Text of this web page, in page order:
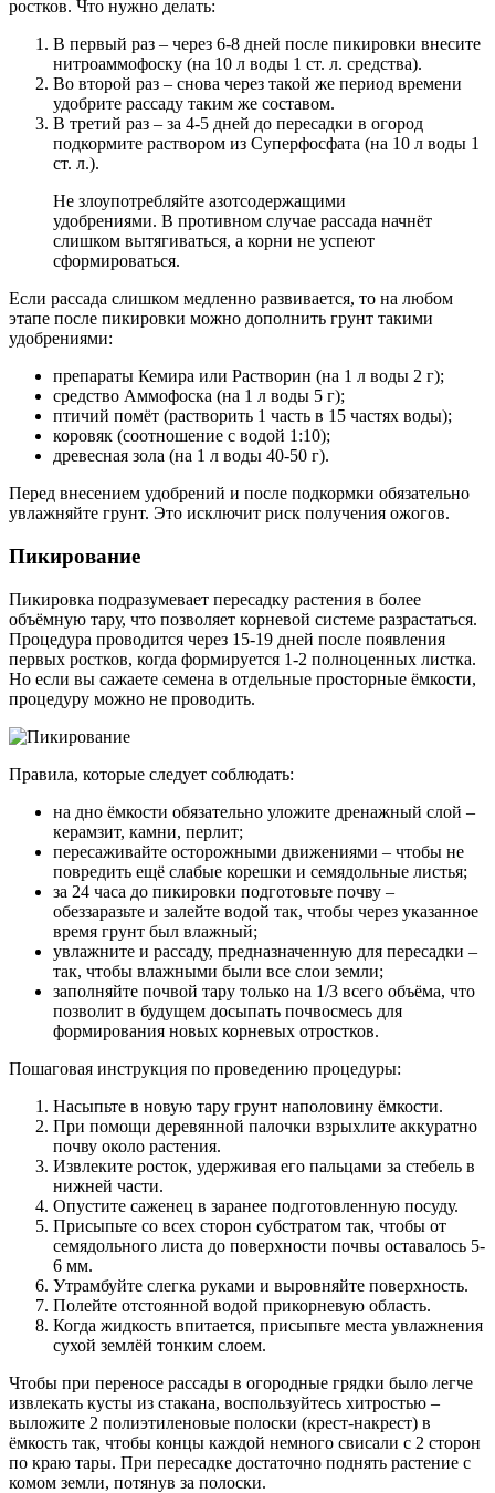
ростков. Что нужно делать:
В первый раз – через 6-8 дней после пикировки внесите
нитроаммофоску (на 10 л воды 1 ст. л. средства).
Во второй раз – снова через такой же период времени
удобрите рассаду таким же составом.
В третий раз – за 4-5 дней до пересадки в огород
подкормите раствором из Суперфосфата (на 10 л воды 1
ст. л.).
Не злоупотребляйте азотсодержащими
удобрениями. В противном случае рассада начнёт
слишком вытягиваться, а корни не успеют
сформироваться.
Если рассада слишком медленно развивается, то на любом
этапе после пикировки можно дополнить грунт такими
удобрениями:
препараты Кемира или Растворин (на 1 л воды 2 г);
средство Аммофоска (на 1 л воды 5 г);
птичий помёт (растворить 1 часть в 15 частях воды);
коровяк (соотношение с водой 1:10);
древесная зола (на 1 л воды 40-50 г).
Перед внесением удобрений и после подкормки обязательно
увлажняйте грунт. Это исключит риск получения ожогов.
Пикирование
Пикировка подразумевает пересадку растения в более
объёмную тару, что позволяет корневой системе разрастаться.
Процедура проводится через 15-19 дней после появления
первых ростков, когда формируется 1-2 полноценных листка.
Но если вы сажаете семена в отдельные просторные ёмкости,
процедуру можно не проводить.
Правила, которые следует соблюдать:
на дно ёмкости обязательно уложите дренажный слой –
керамзит, камни, перлит;
пересаживайте осторожными движениями – чтобы не
повредить ещё слабые корешки и семядольные листья;
за 24 часа до пикировки подготовьте почву –
обеззаразьте и залейте водой так, чтобы через указанное
время грунт был влажный;
увлажните и рассаду, предназначенную для пересадки –
так, чтобы влажными были все слои земли;
заполняйте почвой тару только на 1/3 всего объёма, что
позволит в будущем досыпать почвосмесь для
формирования новых корневых отростков.
Пошаговая инструкция по проведению процедуры:
Насыпьте в новую тару грунт наполовину ёмкости.
При помощи деревянной палочки взрыхлите аккуратно
почву около растения.
Извлеките росток, удерживая его пальцами за стебель в
нижней части.
Опустите саженец в заранее подготовленную посуду.
Присыпьте со всех сторон субстратом так, чтобы от
семядольного листа до поверхности почвы оставалось 5-
6 мм.
Утрамбуйте слегка руками и выровняйте поверхность.
Полейте отстоянной водой прикорневую область.
Когда жидкость впитается, присыпьте места увлажнения
сухой землёй тонким слоем.
Чтобы при переносе рассады в огородные грядки было легче
извлекать кусты из стакана, воспользуйтесь хитростью –
выложите 2 полиэтиленовые полоски (крест-накрест) в
ёмкость так, чтобы концы каждой немного свисали с 2 сторон
по краю тары. При пересадке достаточно поднять растение с
комом земли, потянув за полоски.